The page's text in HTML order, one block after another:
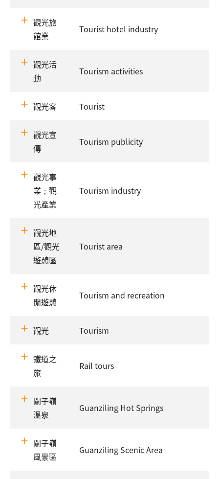
觀光旅
館業
Tourist hotel industry
觀光活
動
Tourism activities
觀光客 Tourist
觀光宣
傳
Tourism publicity
觀光事
業；觀
光產業
Tourism industry
觀光地
區/觀光
遊憩區
Tourist area
觀光休
閒遊憩
Tourism and recreation
觀光 Tourism
鐵道之
旅
Rail tours
關子嶺
溫泉
Guanziling Hot Springs
關子嶺
風景區
Guanziling Scenic Area